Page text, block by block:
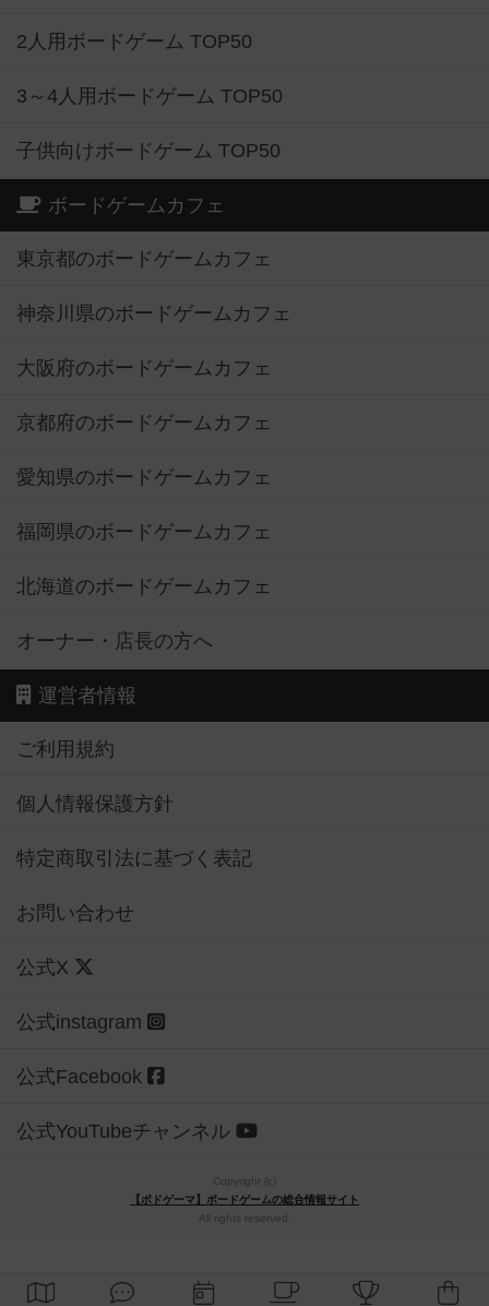
2人用ボードゲーム TOP50
3～4人用ボードゲーム TOP50
子供向けボードゲーム TOP50
ボードゲームカフェ
東京都のボードゲームカフェ
神奈川県のボードゲームカフェ
大阪府のボードゲームカフェ
京都府のボードゲームカフェ
愛知県のボードゲームカフェ
福岡県のボードゲームカフェ
北海道のボードゲームカフェ
オーナー・店長の方へ
運営者情報
ご利用規約
個人情報保護方針
特定商取引法に基づく表記
お問い合わせ
公式X
公式instagram
公式Facebook
公式YouTubeチャンネル
Copyright (c)
【ボドゲーマ】ボードゲームの総合情報サイト
All rights reserved.